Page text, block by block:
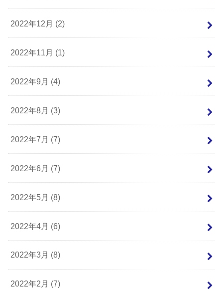
2022年12月 (2)
2022年11月 (1)
2022年9月 (4)
2022年8月 (3)
2022年7月 (7)
2022年6月 (7)
2022年5月 (8)
2022年4月 (6)
2022年3月 (8)
2022年2月 (7)